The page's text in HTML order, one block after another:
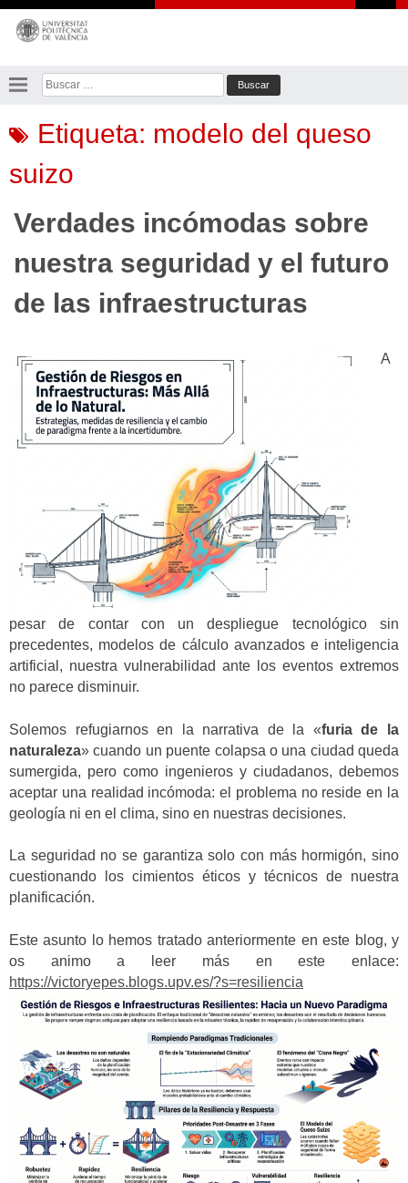
Saltar
contenido
Buscar:
Etiqueta: modelo del queso
suizo
Verdades incómodas sobre
nuestra seguridad y el futuro
de las infraestructuras
A
pesar de contar con un despliegue tecnológico sin
precedentes, modelos de cálculo avanzados e inteligencia
artificial, nuestra vulnerabilidad ante los eventos extremos
no parece disminuir.
Solemos refugiarnos en la narrativa de la «furia de la
naturaleza» cuando un puente colapsa o una ciudad queda
sumergida, pero como ingenieros y ciudadanos, debemos
aceptar una realidad incómoda: el problema no reside en la
geología ni en el clima, sino en nuestras decisiones.
La seguridad no se garantiza solo con más hormigón, sino
cuestionando los cimientos éticos y técnicos de nuestra
planificación.
Este asunto lo hemos tratado anteriormente en este blog, y
os animo a leer más en este enlace:
https://victoryepes.blogs.upv.es/?s=resiliencia